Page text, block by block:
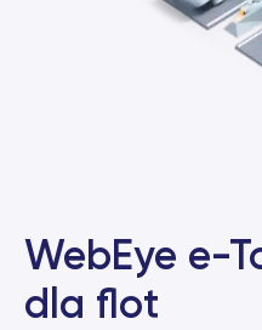
WebEye e-
dla flot